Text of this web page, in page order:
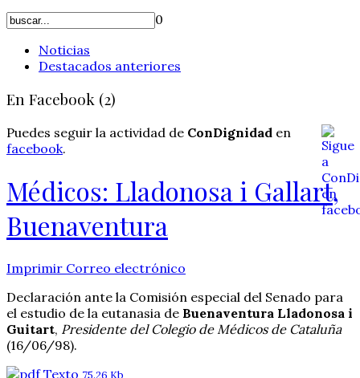
0
Noticias
Destacados anteriores
En Facebook (2)
Puedes seguir la actividad de ConDignidad en
facebook.
Médicos: Lladonosa i Gallart,
Buenaventura
Imprimir Correo electrónico
Declaración ante la Comisión especial del Senado para
el estudio de la eutanasia de Buenaventura Lladonosa i
Guitart, Presidente del Colegio de Médicos de Cataluña
(16/06/98).
Texto 75.26 Kb